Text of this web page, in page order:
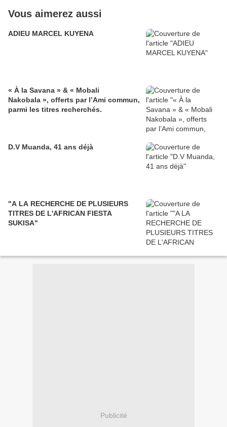
Vous aimerez aussi
ADIEU MARCEL KUYENA
« À la Savana » & « Mobali
Nakobala », offerts par l’Ami commun,
parmi les titres recherchés.
D.V Muanda, 41 ans déjà
"A LA RECHERCHE DE PLUSIEURS
TITRES DE L'AFRICAN FIESTA
SUKISA"
Publicité